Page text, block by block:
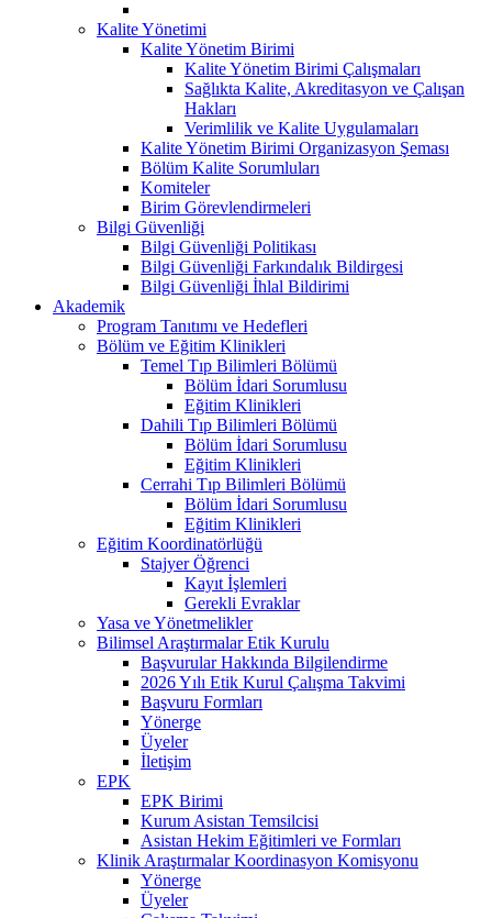
Kalite Yönetimi
Kalite Yönetim Birimi
Kalite Yönetim Birimi Çalışmaları
Sağlıkta Kalite, Akreditasyon ve Çalışan
Hakları
Verimlilik ve Kalite Uygulamaları
Kalite Yönetim Birimi Organizasyon Şeması
Bölüm Kalite Sorumluları
Komiteler
Birim Görevlendirmeleri
Bilgi Güvenliği
Bilgi Güvenliği Politikası
Bilgi Güvenliği Farkındalık Bildirgesi
Bilgi Güvenliği İhlal Bildirimi
Akademik
Program Tanıtımı ve Hedefleri
Bölüm ve Eğitim Klinikleri
Temel Tıp Bilimleri Bölümü
Bölüm İdari Sorumlusu
Eğitim Klinikleri
Dahili Tıp Bilimleri Bölümü
Bölüm İdari Sorumlusu
Eğitim Klinikleri
Cerrahi Tıp Bilimleri Bölümü
Bölüm İdari Sorumlusu
Eğitim Klinikleri
Eğitim Koordinatörlüğü
Stajyer Öğrenci
Kayıt İşlemleri
Gerekli Evraklar
Yasa ve Yönetmelikler
Bilimsel Araştırmalar Etik Kurulu
Başvurular Hakkında Bilgilendirme
2026 Yılı Etik Kurul Çalışma Takvimi
Başvuru Formları
Yönerge
Üyeler
İletişim
EPK
EPK Birimi
Kurum Asistan Temsilcisi
Asistan Hekim Eğitimleri ve Formları
Klinik Araştırmalar Koordinasyon Komisyonu
Yönerge
Üyeler